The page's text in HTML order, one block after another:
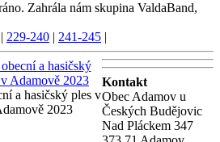
Zahrála nám skupina ValdaBand,
| 229-240 | 241-245 |
a hasičský ples v
2023
Kontakt
Obec Adamov u
Českých Budějovic
Nad Pláckem 347